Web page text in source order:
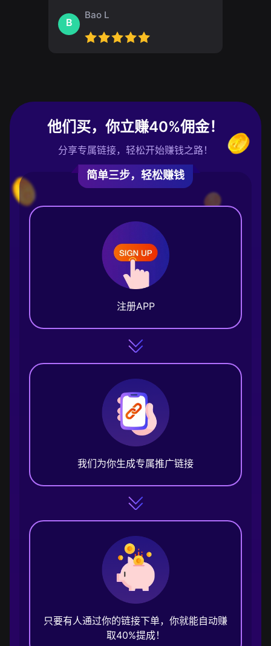
B
Bao L
他们买，你立赚40%佣金！
分享专属链接，轻松开始赚钱之路！
简单三步，轻松赚钱
注册APP
我们为你生成专属推广链接
只要有人通过你的链接下单，你就能自动赚
取40%提成！